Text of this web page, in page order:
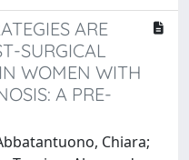
ARE
SURGICAL
WOMEN WITH
A PRE-
Chiara;